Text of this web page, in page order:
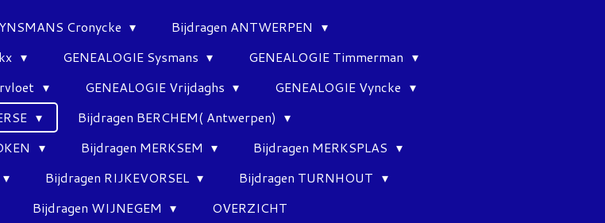
Cronycke
Bijdragen ANTWERPEN
GENEALOGIE Sysmans
GENEALOGIE Timmerman
GENEALOGIE Vrijdaghs
GENEALOGIE Vyncke
Bijdragen BERCHEM( Antwerpen)
Bijdragen MERKSEM
Bijdragen MERKSPLAS
Bijdragen RIJKEVORSEL
Bijdragen TURNHOUT
Bijdragen WIJNEGEM OVERZICHT